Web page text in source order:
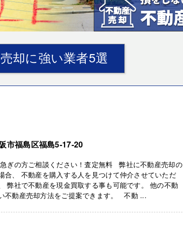
却に強い業者5選
市福島区福島5-17-20
ぎの方ご相談ください！査定無料 弊社に不動産売却の
合、 不動産を購入する人を見つけて仲介させていただ
弊社で不動産を現金買取する事も可能です。 他の不動
不動産売却方法をご提案できます。 不動 ...